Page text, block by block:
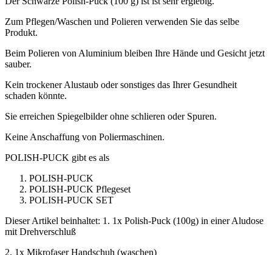
Zum Pflegen/Waschen und Polieren verwenden Sie das selbe
Produkt.
Beim Polieren von Aluminium bleiben Ihre Hände und Gesicht jetzt
sauber.
Kein trockener Alustaub oder sonstiges das Ihrer Gesundheit
schaden könnte.
Sie erreichen Spiegelbilder ohne schlieren oder Spuren.
Keine Anschaffung von Poliermaschinen.
POLISH-PUCK gibt es als
POLISH-PUCK
POLISH-PUCK Pflegeset
POLISH-PUCK SET
Dieser Artikel beinhaltet: 1. 1x Polish-Puck (100g) in einer Aludose
mit Drehverschluß
2. 1x Mikrofaser Handschuh (waschen)